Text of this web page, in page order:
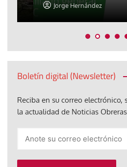
Jorge Hernández
Boletín digital (Newsletter)
Reciba en su correo electrónico,
la actualidad de Noticias Obreras